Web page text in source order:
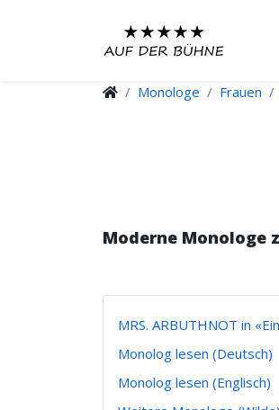
Monologe Frauen
Moderne Monologe
MRS. ARBUTHNOT in
Monolog lesen (Deutsch)
Monolog lesen (Englisch)